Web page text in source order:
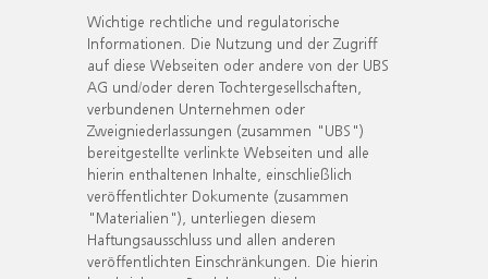
Wichtige rechtliche und regulatorische
Informationen. Die Nutzung und der Zugriff
auf diese Webseiten oder andere von der UBS
AG und/oder deren Tochtergesellschaften,
verbundenen Unternehmen oder
Zweigniederlassungen (zusammen "UBS")
bereitgestellte verlinkte Webseiten und alle
hierin enthaltenen Inhalte, einschließlich
veröffentlichter Dokumente (zusammen
"Materialien"), unterliegen diesem
Haftungsausschluss und allen anderen
veröffentlichten Einschränkungen. Die hierin